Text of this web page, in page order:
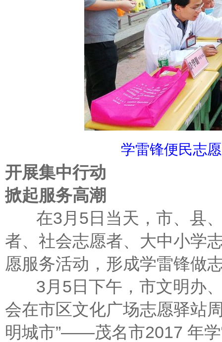
学雷锋便民志
开展集中行动
掀起服务高潮
在3月5日当天，市、县、
者、社会志愿者、大中小学
愿服务活动，形成学雷锋做
3月5日下午，市文明办、
会在市区文化广场志愿驿站
明城市”——茂名市2017 年